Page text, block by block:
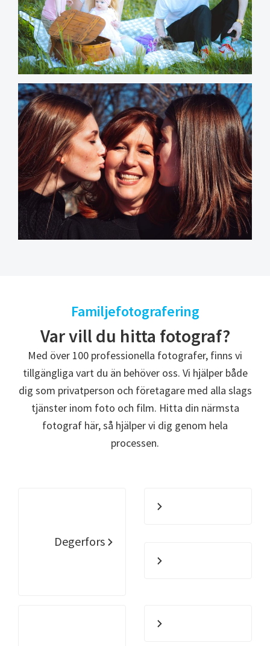
Familjefotografering
Var vill du hitta fotograf?
Med över 100 professionella fotografer, finns vi
tillgängliga vart du än behöver oss. Vi hjälper både
dig som privatperson och företagare med alla slags
tjänster inom foto och film. Hitta din närmsta
fotograf här, så hjälper vi dig genom hela
processen.
Degerfors